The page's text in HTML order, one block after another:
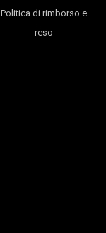
Politica di rimborso e
reso